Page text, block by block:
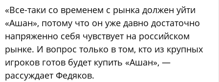
«Все-таки со временем с рынка должен уйти
«Ашан», потому что он уже давно достаточно
напряженно себя чувствует на российском
рынке. И вопрос только в том, кто из крупных
игроков готов будет купить «Ашан», —
рассуждает Федяков.